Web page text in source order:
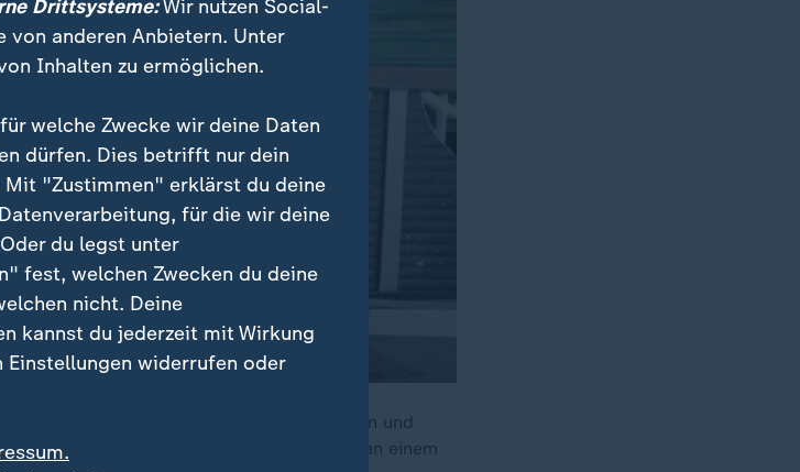
Gewalt. Deshalb patrouillieren Soldaten und
zu sorgen. Doch viele Bewohner zweifeln an einem
Drittsysteme:Wir nutzen Social-
von anderen Anbietern. Unter
Inhalten zu ermöglichen.
welche Zwecke wir deine Daten
dürfen. Dies betrifft nur dein
"Zustimmen" erklärst du deine
für die wir deine
du legst unter
fest, welchen Zwecken du deine
nicht. Deine
kannst du jederzeit mit Wirkung
widerrufen oder